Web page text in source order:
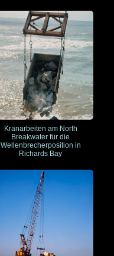
Kranarbeiten am North
Breakwater für die
Wellenbrecherposition in
Richards Bay